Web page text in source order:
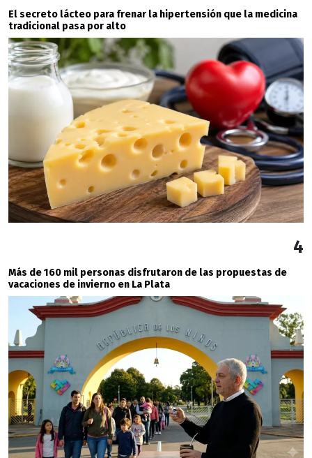
El secreto lácteo para frenar la hipertensión que la medicina
tradicional pasa por alto
4
Más de 160 mil personas disfrutaron de las propuestas de
vacaciones de invierno en La Plata